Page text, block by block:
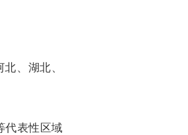
、湖北、
代表性区域